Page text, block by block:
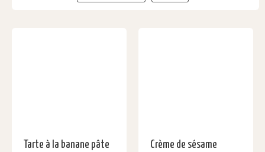
Tarte à la banane pâte
Crème de sésame